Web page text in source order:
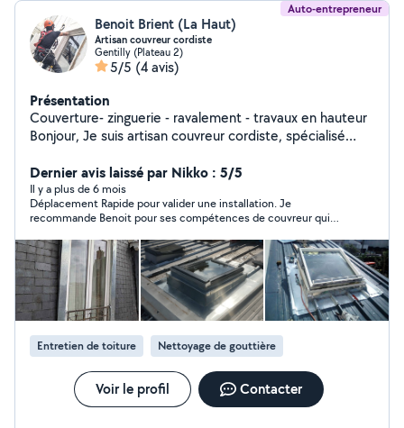
Auto-entrepreneur
Benoit Brient (La Haut)
Artisan couvreur cordiste
Gentilly (Plateau 2)
5/5 (4 avis)
Présentation
Couverture- zinguerie - ravalement - travaux en hauteur
Bonjour, Je suis artisan couvreur cordiste, spécialisé
services ( assurance décennale couverture): Nettoyage
et Entretien de Toitures: - demoussage, traitement
hydrofuge, nettoyage complet - lavage de vitres en
hauteur Ravalement de Façade: - purge et mise en
sécurité - Nettoyage, réparation, peinture, finition
Enduits traditionnels à la chaux ou ciment Travaux de
Couverture - Réparation de tuiles ou ardoises,
recherche de fuites - création velux - audit / expertise
de toitures Travaux d'Accès Difficile (cordiste): -
Interventions en hauteur, assurances décennale
couverture. Site web https://haut.la/
Dernier avis laissé par Nikko : 5/5
Il y a plus de 6 mois
Déplacement Rapide pour valider une installation. Je
recommande Benoit pour ses compétences de couvreur qui
Entretien de toiture Nettoyage de gouttière
Voir le profil Contacter